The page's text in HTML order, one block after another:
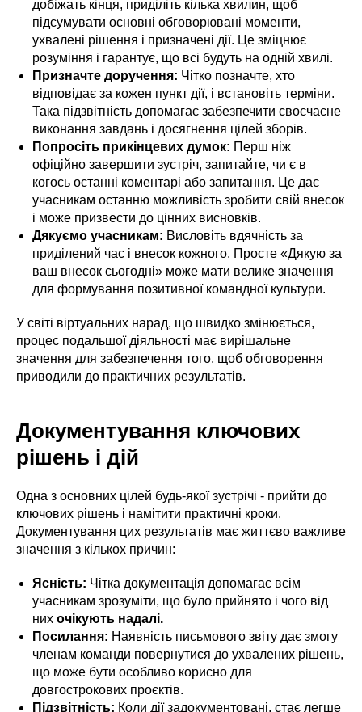
добіжать кінця, приділіть кілька хвилин, щоб
підсумувати основні обговорювані моменти,
ухвалені рішення і призначені дії. Це зміцнює
розуміння і гарантує, що всі будуть на одній хвилі.
Призначте доручення: Чітко позначте, хто
відповідає за кожен пункт дії, і встановіть терміни.
Така підзвітність допомагає забезпечити своєчасне
виконання завдань і досягнення цілей зборів.
Попросіть прикінцевих думок: Перш ніж
офіційно завершити зустріч, запитайте, чи є в
когось останні коментарі або запитання. Це дає
учасникам останню можливість зробити свій внесок
і може призвести до цінних висновків.
Дякуємо учасникам: Висловіть вдячність за
приділений час і внесок кожного. Просте «Дякую за
ваш внесок сьогодні» може мати велике значення
для формування позитивної командної культури.
У світі віртуальних нарад, що швидко змінюється,
процес подальшої діяльності має вирішальне
значення для забезпечення того, щоб обговорення
приводили до практичних результатів.
Документування ключових
рішень і дій
Одна з основних цілей будь-якої зустрічі - прийти до
ключових рішень і намітити практичні кроки.
Документування цих результатів має життєво важливе
значення з кількох причин:
Ясність: Чітка документація допомагає всім
учасникам зрозуміти, що було прийнято і чого від
них очікують надалі.
Посилання: Наявність письмового звіту дає змогу
членам команди повернутися до ухвалених рішень,
що може бути особливо корисно для
довгострокових проєктів.
Підзвітність: Коли дії задокументовані, стає легше